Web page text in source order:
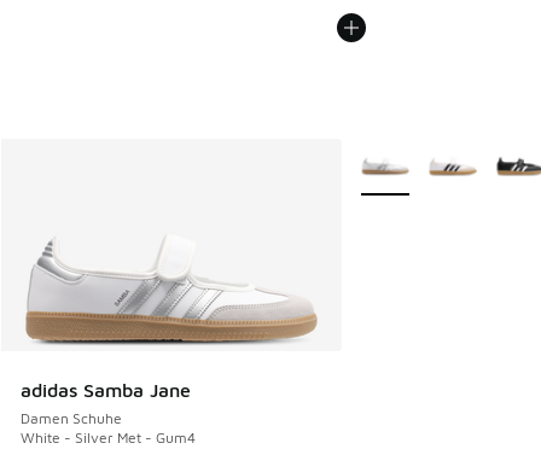
adidas Samba Jane
Damen Schuhe
White - Silver Met - Gum4
Weitere Farben